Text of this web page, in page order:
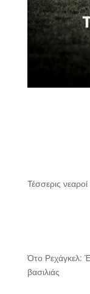
Τέσσερις
Ότο Ρεχάγκελ:
βασιλιάς